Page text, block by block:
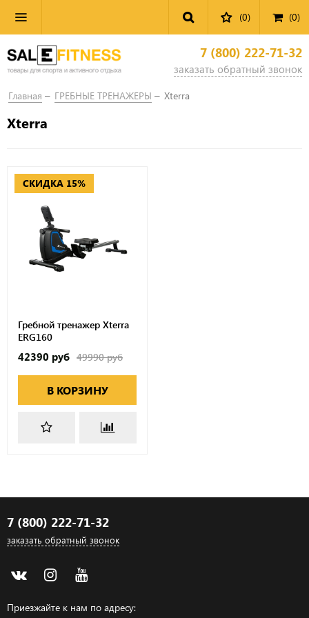
(0) (0)
7 (800) 222-71-32
заказать обратный звонок
Главная ГРЕБНЫЕ ТРЕНАЖЕРЫ Xterra
Xterra
СКИДКА 15%
Гребной тренажер Xterra
ERG160
42390 руб 49990 руб
В КОРЗИНУ
7 (800) 222-71-32
заказать обратный звонок
Приезжайте к нам по адресу: